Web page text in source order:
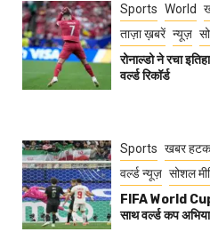
Sports World
ताज़ा ख़बरें न्यूज़
रोनाल्डो ने रचा
वर्ल्ड रिकॉर्ड
Sports खबर
वर्ल्ड न्यूज़ सोशल
FIFA World
साथ वर्ल्ड कप